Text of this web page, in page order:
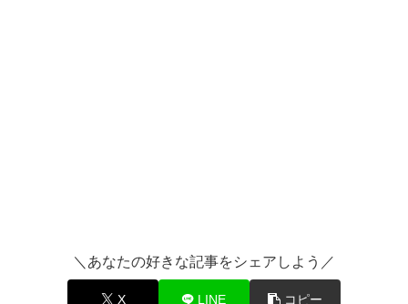
＼あなたの好きな記事をシェアしよう／
X LINE コピー